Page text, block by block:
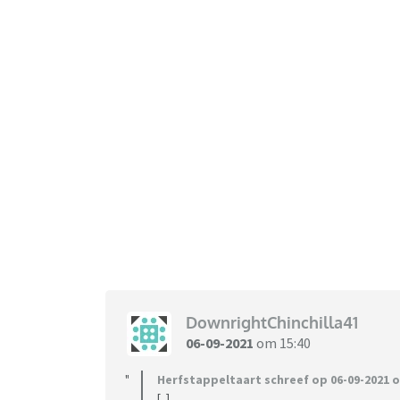
DownrightChinchilla41
06-09-2021 om 15:40
Herfstappeltaart schreef op 06-09-2021